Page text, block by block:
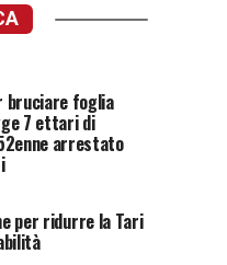
bruciare foglia
7 ettari di
arrestato
per ridurre la Tari